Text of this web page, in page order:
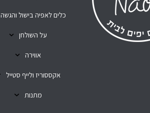
כלים לאפיה בישול והגשה
על השולחן
אווירה
אקססוריז ולייף סטייל
מתנות